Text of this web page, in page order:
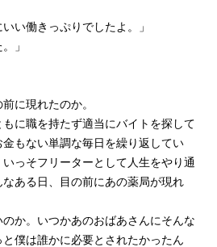
い働きっぷりでしたよ。」
」
に現れたのか。
に職を持たず適当にバイトを探して
もない単調な毎日を繰り返してい
っそフリーターとして人生をやり通
ある日、目の前にあの薬局が現れ
か。いつかあのおばあさんにそんな
僕は誰かに必要とされたかったん